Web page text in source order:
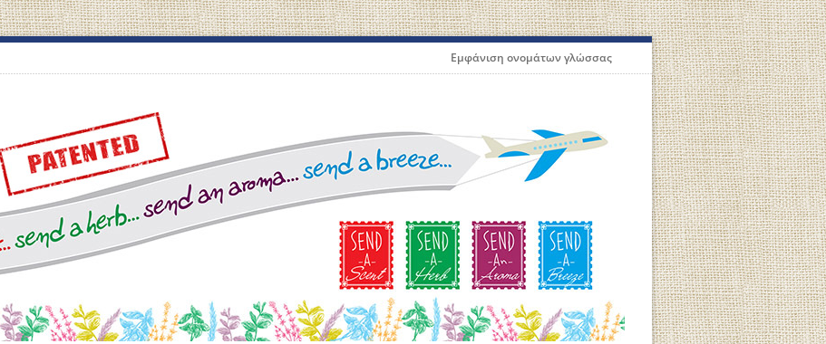
Εμφάνιση ονομάτων γλώσσας